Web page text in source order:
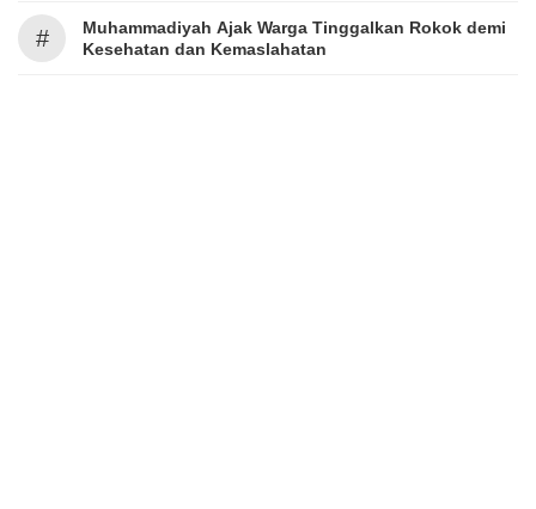
#
Muhammadiyah Ajak Warga Tinggalkan Rokok demi
Kesehatan dan Kemaslahatan